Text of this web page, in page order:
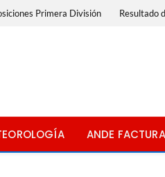
Primera División Resultado
ANDE FACTURA